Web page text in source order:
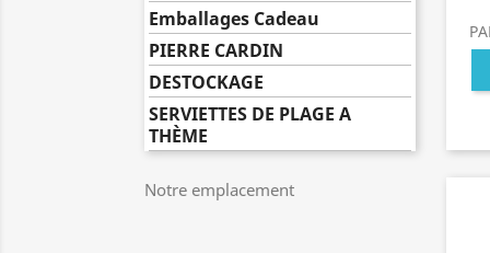
Emballages Cadeau
PIERRE CARDIN
DESTOCKAGE
SERVIETTES DE PLAGE A
THÈME
Notre emplacement